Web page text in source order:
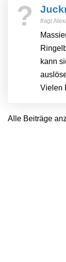
?
fragt
kann
Vielen
Alle Beiträge